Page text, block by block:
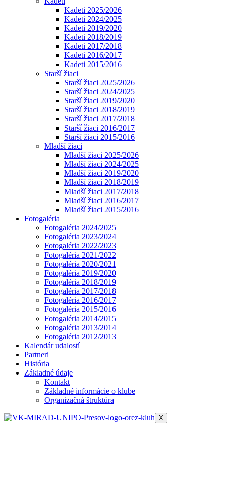
Kadeti 2025/2026
Kadeti 2024/2025
Kadeti 2019/2020
Kadeti 2018/2019
Kadeti 2017/2018
Kadeti 2016/2017
Kadeti 2015/2016
Starší žiaci
Starší žiaci 2025/2026
Starší žiaci 2024/2025
Starší žiaci 2019/2020
Starší žiaci 2018/2019
Starší žiaci 2017/2018
Starší žiaci 2016/2017
Starší žiaci 2015/2016
Mladší žiaci
Mladší žiaci 2025/2026
Mladší žiaci 2024/2025
Mladší žiaci 2019/2020
Mladší žiaci 2018/2019
Mladší žiaci 2017/2018
Mladší žiaci 2016/2017
Mladší žiaci 2015/2016
Fotogaléria
Fotogaléria 2024/2025
Fotogaléria 2023/2024
Fotogaléria 2022/2023
Fotogaléria 2021/2022
Fotogaléria 2020/2021
Fotogaléria 2019/2020
Fotogaléria 2018/2019
Fotogaléria 2017/2018
Fotogaléria 2016/2017
Fotogaléria 2015/2016
Fotogaléria 2014/2015
Fotogaléria 2013/2014
Fotogaléria 2012/2013
Kalendár udalostí
Partneri
História
Základné údaje
Kontakt
Základné informácie o klube
Organizačná štruktúra
X